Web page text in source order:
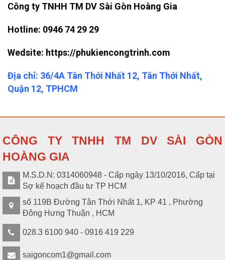
Công ty TNHH TM DV Sài Gòn Hoàng Gia
Hotline: 0946 74 29 29
Wedsite: https://phukiencongtrinh.com
Địa chỉ: 36/4A Tân Thới Nhất 12, Tân Thới Nhất,
Quận 12, TPHCM
CÔNG TY TNHH TM DV SÀI GÒN
HOÀNG GIA
M.S.D.N: 0314060948 - Cấp ngày 13/10/2016, Cấp tại
Sợ kế hoạch đầu tư TP HCM
số 119B Đường Tân Thới Nhất 1, KP 41 , Phường
Đông Hưng Thuận , HCM
028.3 6100 940 - 0916 419 229
saigoncom1@gmail.com